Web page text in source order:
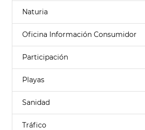
Naturia
Oficina Información Consumidor
Participación
Playas
Sanidad
Tráfico